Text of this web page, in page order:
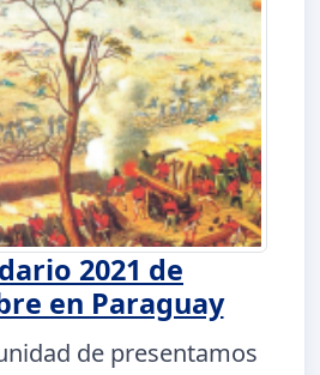
2021 de
en Paraguay
de presentamos